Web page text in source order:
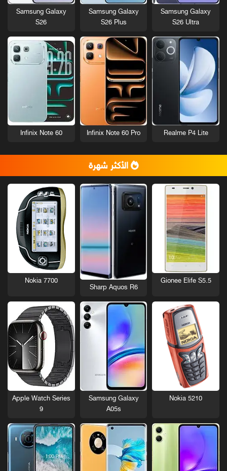
Samsung Galaxy
S26 Ultra
Samsung Galaxy
S26 Plus
Samsung Galaxy
S26
Realme P4 Lite
Infinix Note 60 Pro
Infinix Note 60
الأكثر شهرة
Gionee Elife S5.5
Sharp Aquos R6
Nokia 7700
Nokia 5210
Samsung Galaxy
A05s
Apple Watch Series
9